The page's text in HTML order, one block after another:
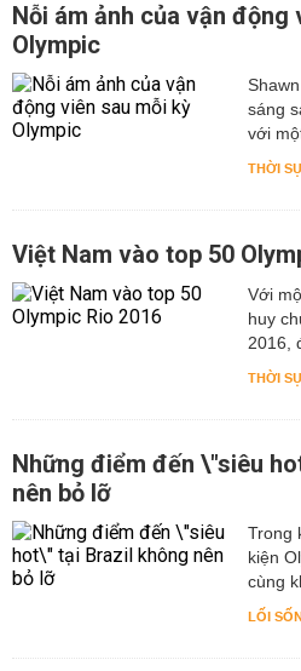
Nỗi ám ảnh của vận động
Olympic
sáng
với
THỜI
Việt Nam vào top 50
Với
huy
2016,
THỜI
Những điểm đến \"siêu
nên bỏ lỡ
Trong
kiện
cùng
LỐI